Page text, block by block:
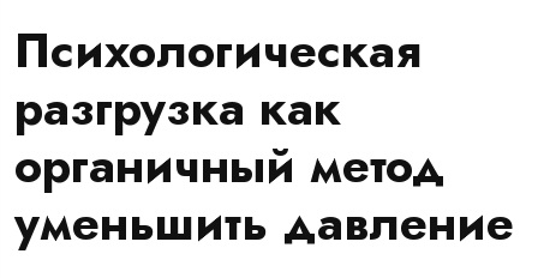
Психологическая
разгрузка как
органичный метод
уменьшить давление